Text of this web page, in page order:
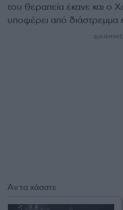
του θεραπεία έκανε και ο
υποφέρει από διάστρεμμα
Αν τα χάσατε